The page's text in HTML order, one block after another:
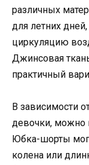
различных
для летних
циркуляцию
Джинсовая
практичный
В зависимости
девочки, можно
Юбка-шорты
колена или